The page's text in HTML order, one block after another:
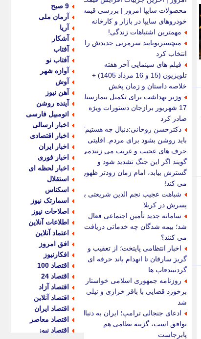
محصولات سایپا امروز | بررسی قیمت
خودروهای سایپا در بازار و کارخانه
مهمترین اشتباهات زندگی!
منچستریونایتد سرمربی جدیدش را
انتخاب کرد
فیلم های سینمایی آخر هفته
تلویزیون (15 و 16 مرداد 1405) +
خلاصه داستان و زمان پخش
وزیر بهداشت برای تکمیل بیمارستان
17 شهریور برازجان دستورات ویژه
صادر کرد
دکترحسن روحانی:دنبال چه هستیم؟
باید روشن بشود برای مردم. اقلیتی
حرف های عجیب و غریب می زنندمی
گویند اگر این جنگ تشدید شود و
گسترش بیابد، امام زمان زودتر ظهور
می کند!
شباهت عجیب نجم الدین شریعتی به
پسرش در کربلا
سامانه جدید تأمین اجتماعی فعال
شد؛ بیمه شدگان چه خدماتی دریافت
می کنند؟
اخبار انتظامی پایتخت؛ از تعقیب و
گریز سارقان تا انهدام باند حرفه ای
گردنبندقاپ ها
روزنامه جمهوری اسلامی خواستار
برخورد قضایی با باقر خرازی و نیلی
شد
ادعای جنجالی ترامپ؛ ایران به دنبال
توافق است، گزینه نظامی هم
پابرجاست
9 صبح
آرمان ملی
آریا
آشکار
آفتاب
آفتاب نو
آوازه شهر
آوش
آهن نیوز
آینده روشن
اتومبیل فارسی
اخبار ارسالی
اخبار اقتصادی
اخبار ایران
اخبار فوری
اخبار لحظه ای
استقلال
اسکناس
اسمارتک نیوز
اصلاحات نیوز
اطلاعات آنلاین
اعتماد آنلاین
افق امروز
افکارنیوز
اقتصاد 100
اقتصاد 24
اقتصاد آزاد
اقتصاد آنلاین
اقتصاد ایران
اقتصاد معاصر
اقتصاد نیوز